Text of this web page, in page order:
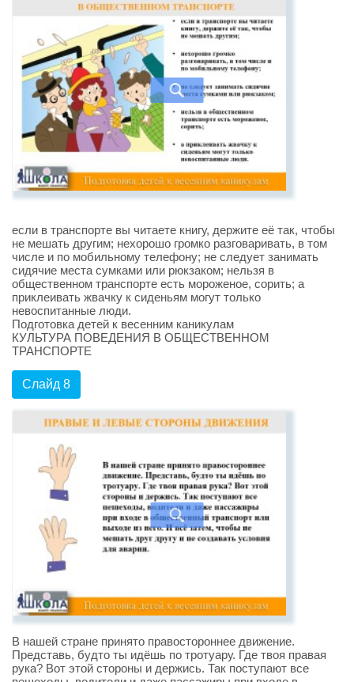
если в транспорте вы читаете книгу, держите её так, чтобы
не мешать другим; нехорошо громко разговаривать, в том
числе и по мобильному телефону; не следует занимать
сидячие места сумками или рюкзаком; нельзя в
общественном транспорте есть мороженое, сорить; а
приклеивать жвачку к сиденьям могут только
невоспитанные люди.
Подготовка детей к весенним каникулам
КУЛЬТУРА ПОВЕДЕНИЯ В ОБЩЕСТВЕННОМ
ТРАНСПОРТЕ
Слайд 8
В нашей стране принято правостороннее движение.
Представь, будто ты идёшь по тротуару. Где твоя правая
рука? Вот этой стороны и держись. Так поступают все